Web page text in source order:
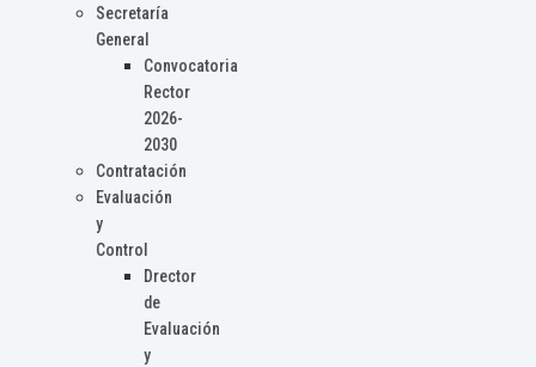
Secretaría
General
Convocatoria
Rector
2026-
2030
Contratación
Evaluación
y
Control
Drector
de
Evaluación
y